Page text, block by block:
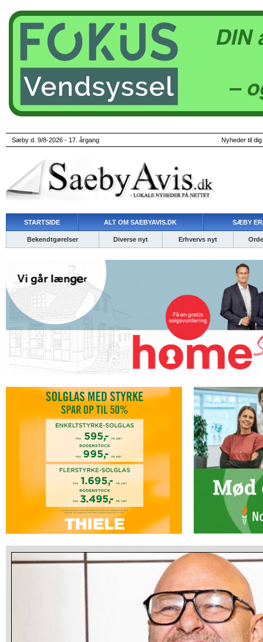
Sæby d. 9/8-2026 - 17. årgang Nyheder til
STARTSIDE ALT OM SAEBYAVIS.DK SÆBY
Bekendtgørelser Diverse nyt Erhvervs nyt